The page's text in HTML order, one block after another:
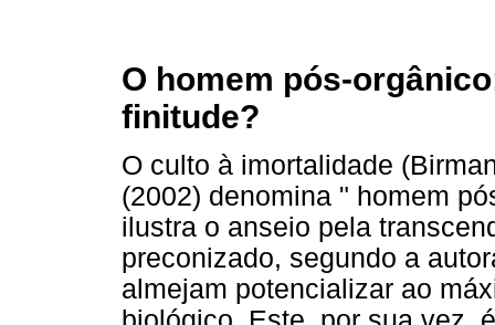
O homem pós-
finitude?
O culto à imortalidade
(2002) denomina " homem
ilustra o anseio pela
preconizado, segundo a
almejam potencializar ao